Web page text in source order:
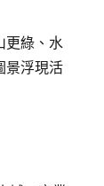
更綠、水
景浮現活